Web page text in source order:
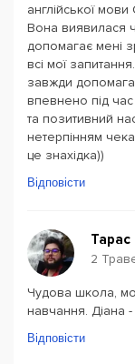
англійської
Вона виявилася
допомагає мені
всі мої
завжди
впевнено під
та позитивний
нетерпінням
це знахідка))
Відповісти
2
Чудова школа,
навчання. Діана
Відповісти